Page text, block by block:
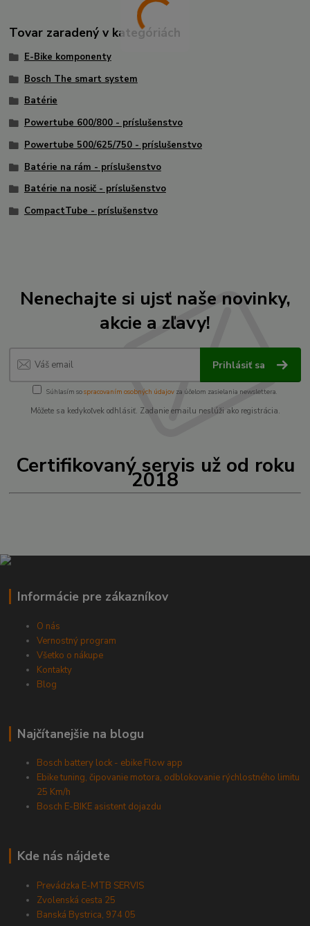
Tovar zaradený v kategóriách
E-Bike komponenty
Bosch The smart system
Batérie
Powertube 600/800 - príslušenstvo
Powertube 500/625/750 - príslušenstvo
Batérie na rám - príslušenstvo
Batérie na nosič - príslušenstvo
CompactTube - príslušenstvo
Nenechajte si ujsť naše novinky,
akcie a zľavy!
Prihlásiť sa
Súhlasím sospracovaním osobných údajov za účelom zasielania newslettera.
Môžete sa kedykoľvek odhlásiť. Zadanie emailu neslúži ako registrácia.
Certifikovaný servis už od roku
2018
Informácie pre zákazníkov
O nás
Vernostný program
Všetko o nákupe
Kontakty
Blog
Najčítanejšie na blogu
Bosch battery lock - ebike Flow app
Ebike tuning, čipovanie motora, odblokovanie rýchlostného limitu
25 Km/h
Bosch E-BIKE asistent dojazdu
Kde nás nájdete
Prevádzka E-MTB SERVIS
Zvolenská cesta 25
Banská Bystrica, 974 05